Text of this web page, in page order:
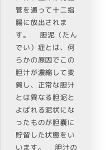
管を通って十二指
腸に放出されま
す。 胆泥（たん
でい）症とは、何
らかの原因でこの
胆汁が濃縮して変
質し、正常な胆汁
とは異なる胆泥と
よばれる泥状にな
ったものが胆嚢に
貯留した状態をい
います。 胆汁の